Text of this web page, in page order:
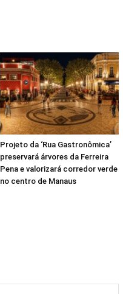
Projeto da ‘Rua Gastronômica’
preservará árvores da Ferreira
Pena e valorizará corredor verde
no centro de Manaus